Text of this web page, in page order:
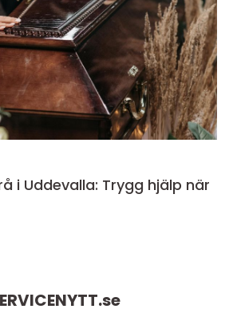
i Uddevalla: Trygg hjälp när
se